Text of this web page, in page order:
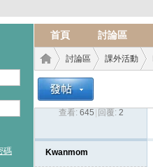
碼
首頁 討論區
討論區
›
課外活動
查看: 645 回覆: 2
Kwanmom